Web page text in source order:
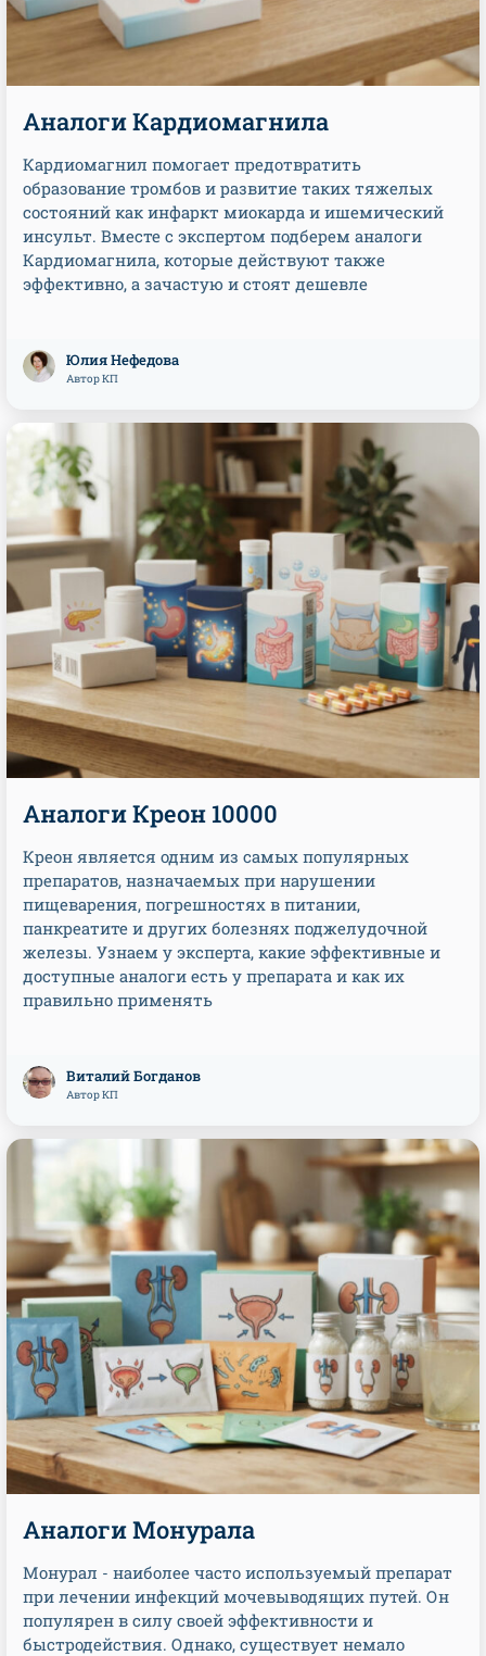
Аналоги Кардиомагнила
Кардиомагнил помогает предотвратить
образование тромбов и развитие таких тяжелых
состояний как инфаркт миокарда и ишемический
инсульт. Вместе с экспертом подберем аналоги
Кардиомагнила, которые действуют также
эффективно, а зачастую и стоят дешевле
Юлия Нефедова
Автор КП
Аналоги Креон 10000
Креон является одним из самых популярных
препаратов, назначаемых при нарушении
пищеварения, погрешностях в питании,
панкреатите и других болезнях поджелудочной
железы. Узнаем у эксперта, какие эффективные и
доступные аналоги есть у препарата и как их
правильно применять
Виталий Богданов
Автор КП
Аналоги Монурала
Монурал - наиболее часто используемый препарат
при лечении инфекций мочевыводящих путей. Он
популярен в силу своей эффективности и
быстродействия. Однако, существует немало